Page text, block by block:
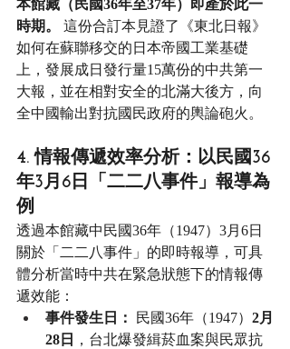
本館藏（民國36年至37年）即產於此一
時期。
這份合訂本見證了《東北日報》
如何在蘇聯移交的日本帝國工業基礎
上，發展成日發行量15萬份的中共第一
大報，並在相對安全的北滿大後方，向
全中國輸出對抗國民政府的輿論砲火。
4. 情報傳遞效率分析：以民國36
年3月6日「二二八事件」報導為
例
透過本館藏中民國36年（1947）3月6日
關於「二二八事件」的即時報導，可具
體分析當時中共在緊急狀態下的情報傳
遞效能：
事件發生日：
民國36年（1947） 2月
28日
，台北爆發緝菸血案與民眾抗